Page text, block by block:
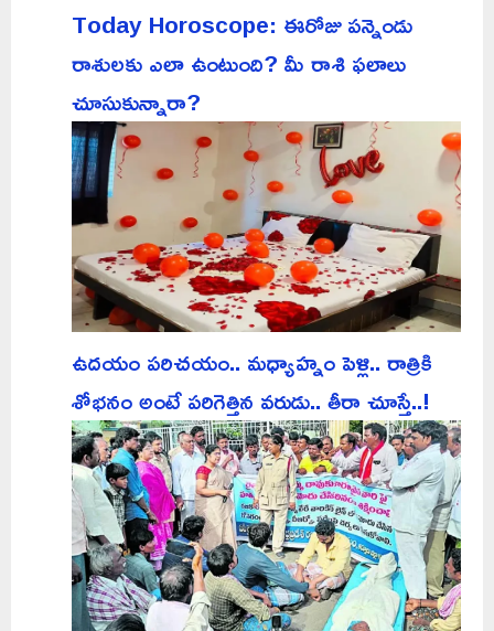
Today Horoscope: ఈరోజు పన్నెండు
రాశులకు ఎలా ఉంటుంది? మీ రాశి ఫలాలు
చూసుకున్నారా?
ఉదయం పరిచయం.. మధ్యాహ్నం పెళ్లి.. రాత్రికి
శోభనం అంటే పరిగెత్తిన వరుడు.. తీరా చూస్తే..!